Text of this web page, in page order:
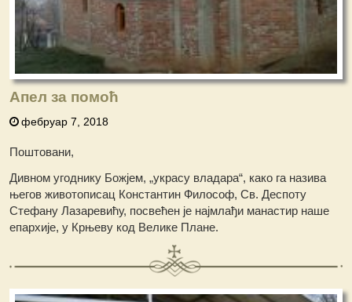
Апел за помоћ
фебруар 7, 2018
Поштовани,
Дивном угоднику Божјем, „украсу владара“, како га назива
његов животописац Константин Философ, Св. Деспоту
Стефану Лазаревићу, посвећен је најмлађи манастир наше
епархије, у Крњеву код Велике Плане.